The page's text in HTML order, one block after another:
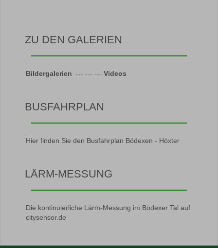
ZU DEN GALERIEN
Bildergalerien --- --- --- Videos
BUSFAHRPLAN
Hier finden Sie den Busfahrplan Bödexen - Höxter
LÄRM-MESSUNG
Die kontinuierliche Lärm-Messung im Bödexer Tal auf
citysensor.de